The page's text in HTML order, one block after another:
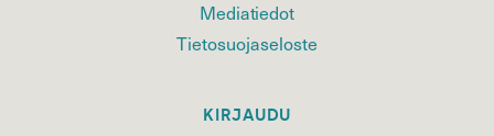
Mediatiedot
Tietosuojaseloste
KIRJAUDU